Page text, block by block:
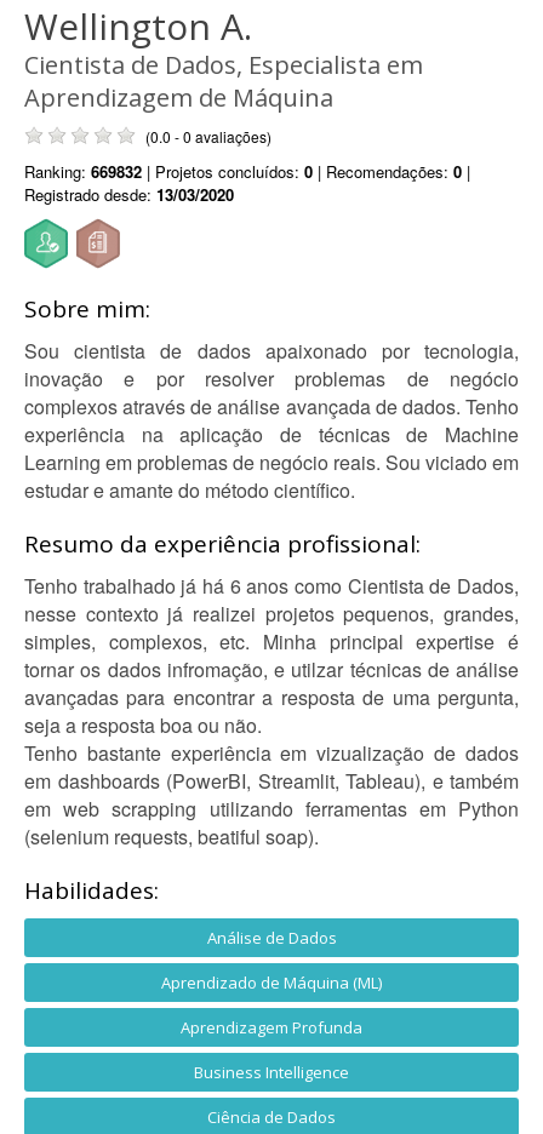
Wellington A.
Cientista de Dados, Especialista em
Aprendizagem de Máquina
(0.0 - 0 avaliações)
Ranking: 669832 | Projetos concluídos: 0 | Recomendações: 0 |
Registrado desde: 13/03/2020
Sobre mim:
Sou cientista de dados apaixonado por tecnologia,
inovação e por resolver problemas de negócio
complexos através de análise avançada de dados. Tenho
experiência na aplicação de técnicas de Machine
Learning em problemas de negócio reais. Sou viciado em
estudar e amante do método científico.
Resumo da experiência profissional:
Tenho trabalhado já há 6 anos como Cientista de Dados,
nesse contexto já realizei projetos pequenos, grandes,
simples, complexos, etc. Minha principal expertise é
tornar os dados infromação, e utilzar técnicas de análise
avançadas para encontrar a resposta de uma pergunta,
seja a resposta boa ou não.
Tenho bastante experiência em vizualização de dados
em dashboards (PowerBI, Streamlit, Tableau), e também
em web scrapping utilizando ferramentas em Python
(selenium requests, beatiful soap).
Habilidades:
Análise de Dados
Aprendizado de Máquina (ML)
Aprendizagem Profunda
Business Intelligence
Ciência de Dados